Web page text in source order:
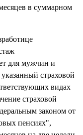
в суммарном
для мужчин и
страховой
видах
страховой
законом от
пенсиях",